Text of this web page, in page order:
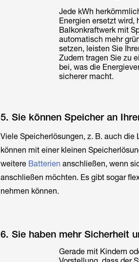
Jede kWh
Energien ersetzt wird,
Balkonkraftwerk mit
automatisch mehr
setzen, leisten Sie
Zudem tragen Sie zu
bei, was die
sicherer macht.
5. Sie können Speicher an
Viele Speicherlösungen, z. B. auch die
können mit einer kleinen
weitereBatterien anschließen, wenn
anschließen möchten. Es gibt sogar
nehmen können.
6. Sie haben mehr Sicherheit
Gerade mit Kindern